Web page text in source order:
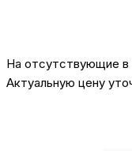
На отсутствующие в
Актуальную цену